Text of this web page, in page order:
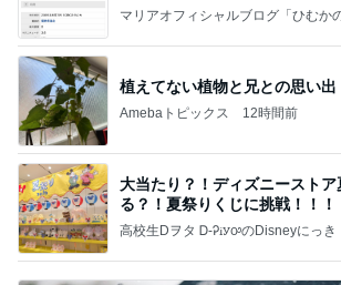
マリアオフィシャルブログ「ひむか
植えてない植物と兄との思い出
Amebaトピックス 12時間前
大当たり？！ディズニースト
る？！夏祭りくじに挑戦！！！